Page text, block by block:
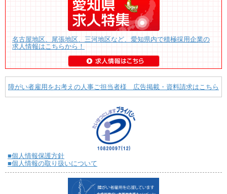
名古屋地区、尾張地区、三河地区など、愛知県内で積極採用企業の
求人情報はこちらから！
障がい者雇用をお考えの人事ご担当者様 広告掲載・資料請求はこちら
■個人情報保護方針
■個人情報の取り扱いについて